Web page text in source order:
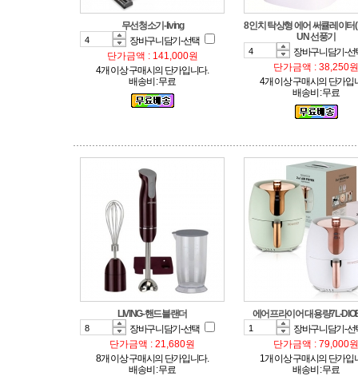
무선청소기-living
장바구니담기-선택
단가금액 : 141,000원
4개 이상 구매시의 단가입니다.
배송비 : 무료
UN 선풍기
장바구니담기-
단가금액 : 38,250원
4개 이상 구매시의 단가입
배송비 : 무료
LIVING-핸드블랜더
장바구니담기-선택
단가금액 : 21,680원
8개 이상 구매시의 단가입니다.
배송비 : 무료
에어프라이어 대용량7L-
장바구니담기-
단가금액 : 79,000원
1개 이상 구매시의 단가입
배송비 : 무료